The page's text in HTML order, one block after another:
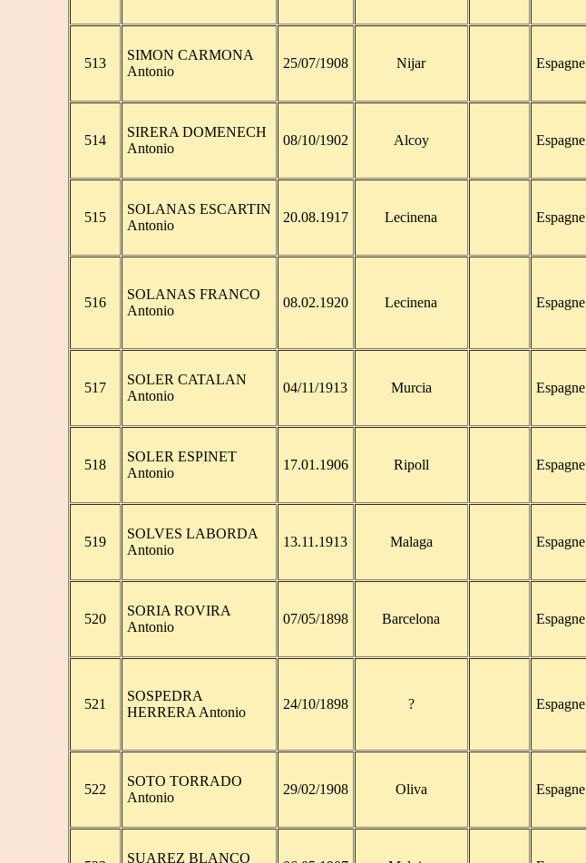
513
SIMON CARMONA
Antonio
25/07/1908 Nijar Espagne
514
SIRERA DOMENECH
Antonio
08/10/1902 Alcoy Espagne
515
SOLANAS ESCARTIN
Antonio
20.08.1917 Lecinena Espagne
516
SOLANAS FRANCO
Antonio
08.02.1920 Lecinena Espagne
517
SOLER CATALAN
Antonio
04/11/1913 Murcia Espagne
518
SOLER ESPINET
Antonio
17.01.1906 Ripoll Espagne
519
SOLVES LABORDA
Antonio
13.11.1913 Malaga Espagne
520
SORIA ROVIRA
Antonio
07/05/1898 Barcelona Espagne
521
SOSPEDRA
HERRERA Antonio
24/10/1898 ? Espagne
522
SOTO TORRADO
Antonio
29/02/1908 Oliva Espagne
SUAREZ BLANCO